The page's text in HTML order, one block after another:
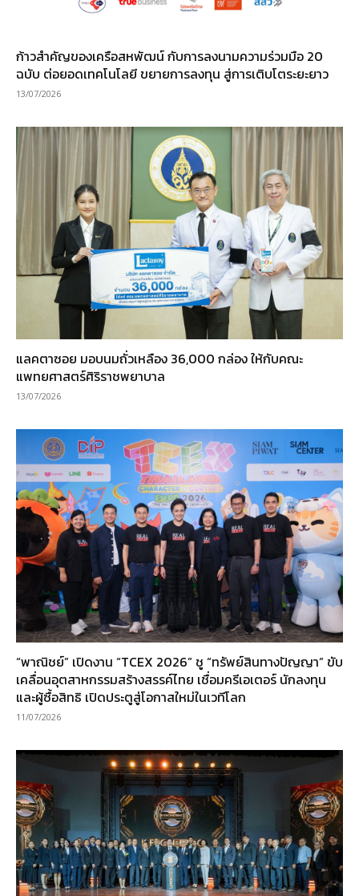
ก้าวสำคัญของเครือสหพัฒน์ กับการลงนามความร่วมมือ 20
ฉบับ ต่อยอดเทคโนโลยี ขยายการลงทุน สู่การเติบโตระยะยาว
13/07/2026
แลคตาซอย มอบนมถั่วเหลือง 36,000 กล่อง ให้กับคณะ
แพทยศาสตร์ศิริราชพยาบาล
13/07/2026
“พาณิชย์” เปิดงาน “TCEX 2026” ชู “ทรัพย์สินทางปัญญา” ขับ
เคลื่อนอุตสาหกรรมสร้างสรรค์ไทย เชื่อมครีเอเตอร์ นักลงทุน
และผู้ซื้อสิทธิ เปิดประตูสู่โอกาสใหม่ในเวทีโลก
11/07/2026